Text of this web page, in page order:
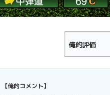
俺的評価
【俺的コメント】